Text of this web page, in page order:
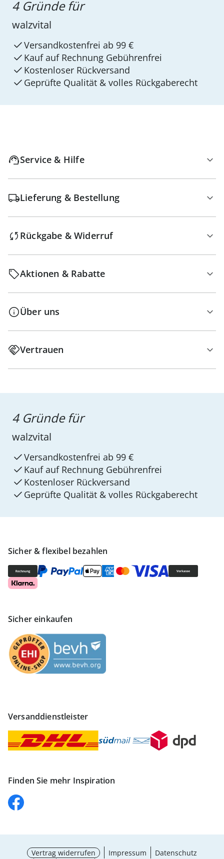
4 Gründe für
walzvital
Versandkostenfrei ab 99 €
Kauf auf Rechnung Gebührenfrei
Kostenloser Rückversand
Geprüfte Qualität & volles Rückgaberecht
Service & Hilfe
Lieferung & Bestellung
Rückgabe & Widerruf
Aktionen & Rabatte
Über uns
Vertrauen
Sicher & flexibel bezahlen
Sicher einkaufen
Versanddienstleister
Finden Sie mehr Inspiration
4 Gründe für
walzvital
Versandkostenfrei ab 99 €
Kauf auf Rechnung Gebührenfrei
Kostenloser Rückversand
Geprüfte Qualität & volles Rückgaberecht
Vertrag widerrufen Impressum
Datenschutz